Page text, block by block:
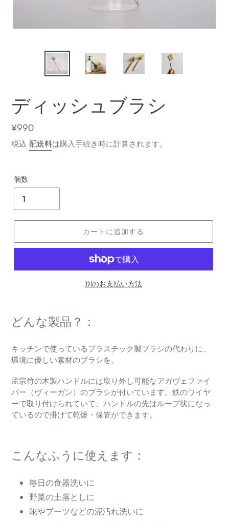
ディッシュブラシ
通
常
¥990
税込 配送料は購入手続き時に計算されます。
個数
カートに追加する
別のお支払い方法
ー
ト
商
品
追
加
す
る
どんな製品？：
キッチンで使っているプラスチック製ブラシの代わりに、
環境に優しい素材のブラシを。
孟宗竹の木製ハンドルには取り外し可能なアガヴェファイ
バー（ヴィーガン）のブラシが付いています。鉄のワイヤ
ーで取り付けられていて、ハンドルの先はループ状になっ
ているので掛けて乾燥・保管ができます。
こんなふうに使えます：
毎日の食器洗いに
野菜の土落としに
靴やブーツなどの泥汚れ洗いに